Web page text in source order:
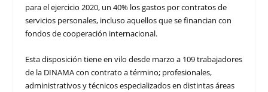
para el ejercicio 2020, un 40% los gastos por contratos de
servicios personales, incluso aquellos que se financian con
fondos de cooperación internacional.
Esta disposición tiene en vilo desde marzo a 109 trabajadores
de la DINAMA con contrato a término; profesionales,
administrativos y técnicos especializados en distintas áreas